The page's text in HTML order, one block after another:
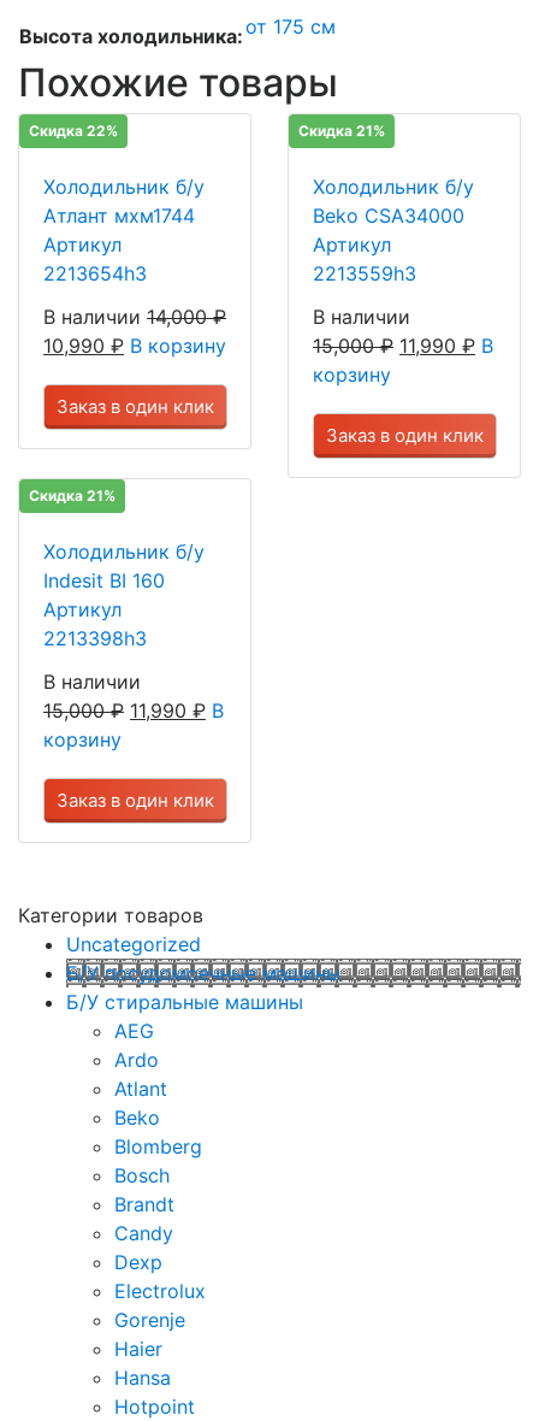
Высота холодильника:от 175 см
Похожие товары
Скидка 22%
Холодильник б/у
Атлант мхм1744
Артикул
2213654h3
В наличии 14,000₽
10,990 ₽ В корзину
Заказ в один клик
Скидка 21%
Холодильник б/у
Beko CSA34000
Артикул
2213559h3
В наличии
15,000₽ 11,990 ₽ В
корзину
Заказ в один клик
Скидка 21%
Холодильник б/у
Indesit BI 160
Артикул
2213398h3
В наличии
15,000₽ 11,990 ₽ В
корзину
Заказ в один клик
Категории товаров
Uncategorized
Б/У посудомоечные машины
Б/У стиральные машины
AEG
Ardo
Atlant
Beko
Blomberg
Bosch
Brandt
Candy
Dexp
Electrolux
Gorenje
Haier
Hansa
Hotpoint